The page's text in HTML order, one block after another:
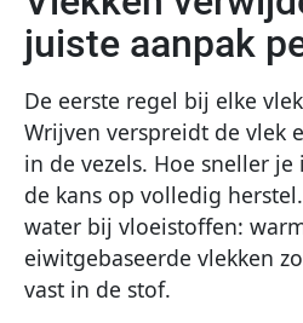
juiste aanpak
De eerste regel bij elke
Wrijven verspreidt de vlek
in de vezels. Hoe sneller
de kans op volledig
water bij vloeistoffen:
eiwitgebaseerde vlekken
vast in de stof.